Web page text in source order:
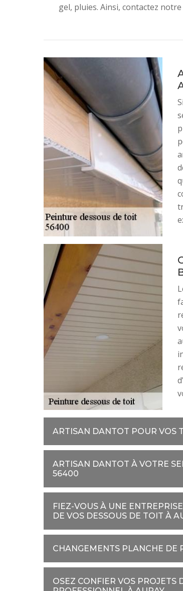
gel, pluies. Ainsi, contactez
ARTISAN DANTOT POUR VOS
ARTISAN DANTOT À VOTRE
56400
FIEZ-VOUS À UNE
DE VOS DESSOUS DE TOIT À
CHANGEMENTS PLANCHE DE
OSEZ CONFIER VOS PROJETS